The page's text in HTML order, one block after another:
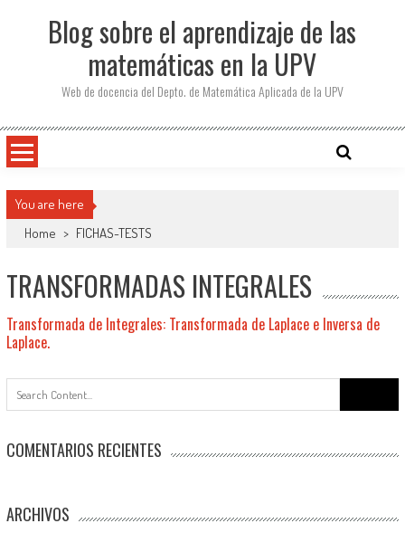
contenidoBlog sobre el aprendizaje de las
matemáticas en la UPV
Web de docencia del Depto. de Matemática Aplicada de la UPV
You are here
Home > FICHAS-TESTS
TRANSFORMADAS INTEGRALES
Transformada de Integrales: Transformada de Laplace e Inversa de
Laplace.
COMENTARIOS RECIENTES
ARCHIVOS